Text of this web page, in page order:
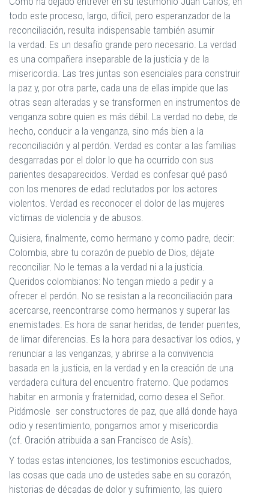
todo este proceso, largo, difícil, pero esperanzador de la
reconciliación, resulta indispensable también asumir
la verdad. Es un desafío grande pero necesario. La verdad
es una compañera inseparable de la justicia y de la
misericordia. Las tres juntas son esenciales para construir
la paz y, por otra parte, cada una de ellas impide que las
otras sean alteradas y se transformen en instrumentos de
venganza sobre quien es más débil. La verdad no debe, de
hecho, conducir a la venganza, sino más bien a la
reconciliación y al perdón. Verdad es contar a las familias
desgarradas por el dolor lo que ha ocurrido con sus
parientes desaparecidos. Verdad es confesar qué pasó
con los menores de edad reclutados por los actores
violentos. Verdad es reconocer el dolor de las mujeres
víctimas de violencia y de abusos.
Quisiera, finalmente, como hermano y como padre, decir:
Colombia, abre tu corazón de pueblo de Dios, déjate
reconciliar. No le temas a la verdad ni a la justicia.
Queridos colombianos: No tengan miedo a pedir y a
ofrecer el perdón. No se resistan a la reconciliación para
acercarse, reencontrarse como hermanos y superar las
enemistades. Es hora de sanar heridas, de tender puentes,
de limar diferencias. Es la hora para desactivar los odios, y
renunciar a las venganzas, y abrirse a la convivencia
basada en la justicia, en la verdad y en la creación de una
verdadera cultura del encuentro fraterno. Que podamos
habitar en armonía y fraternidad, como desea el Señor.
Pidámosle ser constructores de paz, que allá donde haya
odio y resentimiento, pongamos amor y misericordia
(cf. Oración atribuida a san Francisco de Asís).
Y todas estas intenciones, los testimonios escuchados,
las cosas que cada uno de ustedes sabe en su corazón,
historias de décadas de dolor y sufrimiento, las quiero